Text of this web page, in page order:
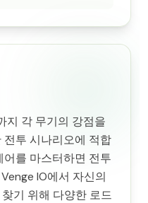
지 각 무기의 강점을
전투 시나리오에 적합
를 마스터하면 전투
IO에서 자신의
기 위해 다양한 로드